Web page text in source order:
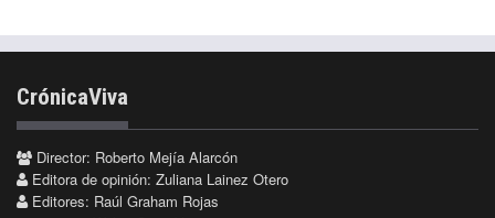
CrónicaViva
Director: Roberto Mejía Alarcón
Editora de opinión: Zuliana Lainez Otero
Editores: Raúl Graham Rojas